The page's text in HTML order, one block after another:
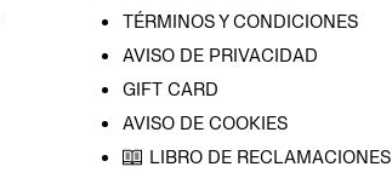
TÉRMINOS Y CONDICIONES
AVISO DE PRIVACIDAD
GIFT CARD
AVISO DE COOKIES
LIBRO DE RECLAMACIONES